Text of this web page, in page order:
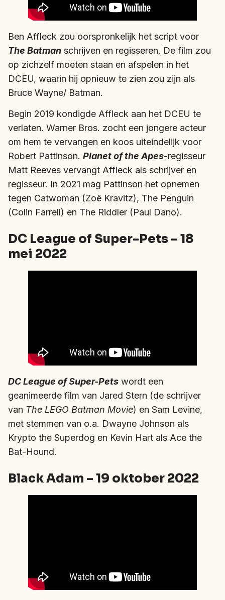
Ben Affleck zou oorspronkelijk het script voor
The Batman schrijven en regisseren. De film zou
op zichzelf moeten staan en afspelen in het
DCEU, waarin hij opnieuw te zien zou zijn als
Bruce Wayne/ Batman.
Begin 2019 kondigde Affleck aan het DCEU te
verlaten. Warner Bros. zocht een jongere acteur
om hem te vervangen en koos uiteindelijk voor
Robert Pattinson. Planet of the Apes-regisseur
Matt Reeves vervangt Affleck als schrijver en
regisseur. In 2021 mag Pattinson het opnemen
tegen Catwoman (Zoë Kravitz), The Penguin
(Colin Farrell) en The Riddler (Paul Dano).
DC League of Super-Pets – 18
mei 2022
DC League of Super-Pets wordt een
geanimeerde film van Jared Stern (de schrijver
van The LEGO Batman Movie) en Sam Levine,
met stemmen van o.a. Dwayne Johnson als
Krypto the Superdog en Kevin Hart als Ace the
Bat-Hound.
Black Adam – 19 oktober 2022